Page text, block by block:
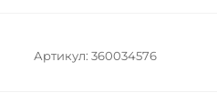
Артикул: 360034576